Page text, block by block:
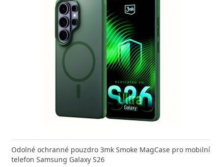
Odolné ochranné pouzdro 3mk Smoke MagCase pro mobilní
telefon Samsung Galaxy S26
Pro 2C + U je výkonná a kompaktní nabíječka s
technologií, která
Typ